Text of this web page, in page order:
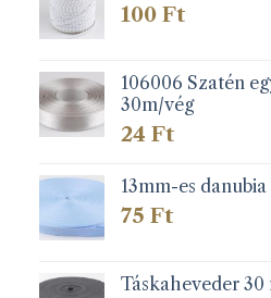
100 Ft
106006 Szatén
30m/vég
24 Ft
13mm-es
75 Ft
Táskaheveder